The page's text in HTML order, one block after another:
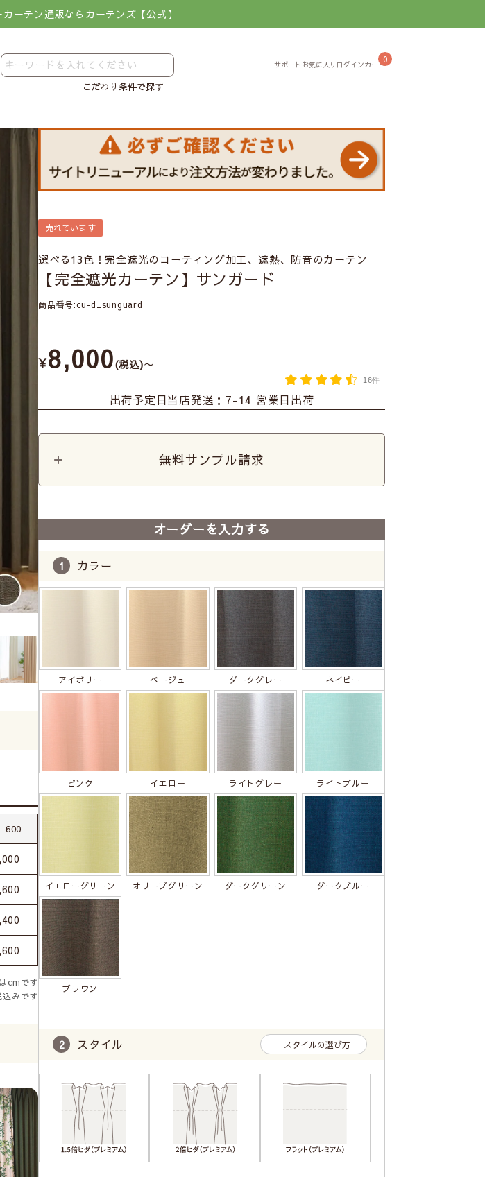
ーテン通販ならカーテンズ【公式】
こだわり条件で探す
0
600
cmです
みです
売れています
選べる13色！完全遮光のコーティング加工、遮熱、防音のカーテン
【完全遮光カーテン】サンガード
商品番号 cu-d_sunguard
¥8,000 税込 〜
16件
出荷予定日当店発送：7-14 営業日出荷
無料サンプル請求
オーダーを入力する
カラー
アイボリー ベージュ ダークグレー ネイビー
ピンク イエロー ライトグレー ライトブルー
イエローグリーン オリーブグリーン ダークグリーン ダークブルー
ブラウン
スタイル スタイルの選び方